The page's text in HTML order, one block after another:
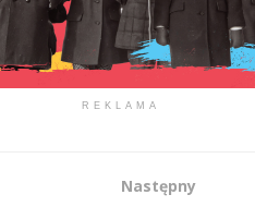
REKLAMA
Następny